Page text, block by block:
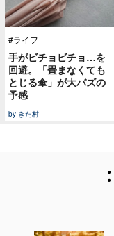
#ライフ
手がビチョビチョ…を
回避。「畳まなくても
とじる傘」が大バズの
予感
by きた村